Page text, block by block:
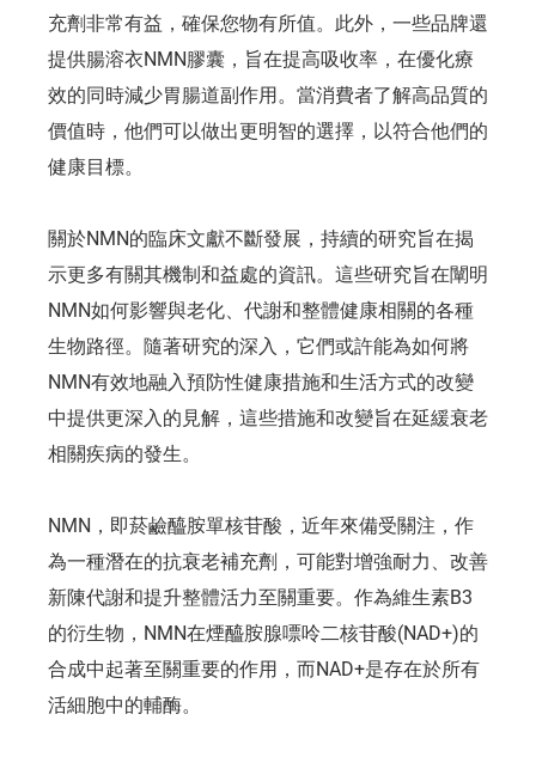
充劑非常有益，確保您物有所值。此外，一些品牌還
提供腸溶衣NMN膠囊，旨在提高吸收率，在優化療
效的同時減少胃腸道副作用。當消費者了解高品質的
價值時，他們可以做出更明智的選擇，以符合他們的
健康目標。
關於NMN的臨床文獻不斷發展，持續的研究旨在揭
示更多有關其機制和益處的資訊。這些研究旨在闡明
NMN如何影響與老化、代謝和整體健康相關的各種
生物路徑。隨著研究的深入，它們或許能為如何將
NMN有效地融入預防性健康措施和生活方式的改變
中提供更深入的見解，這些措施和改變旨在延緩衰老
相關疾病的發生。
NMN，即菸鹼醯胺單核苷酸，近年來備受關注，作
為一種潛在的抗衰老補充劑，可能對增強耐力、改善
新陳代謝和提升整體活力至關重要。作為維生素B3
的衍生物，NMN在煙醯胺腺嘌呤二核苷酸(NAD+)的
合成中起著至關重要的作用，而NAD+是存在於所有
活細胞中的輔酶。